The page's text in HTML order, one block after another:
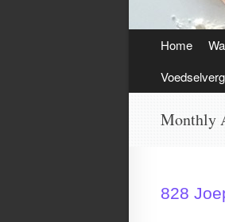
content
Home
Monthly
828